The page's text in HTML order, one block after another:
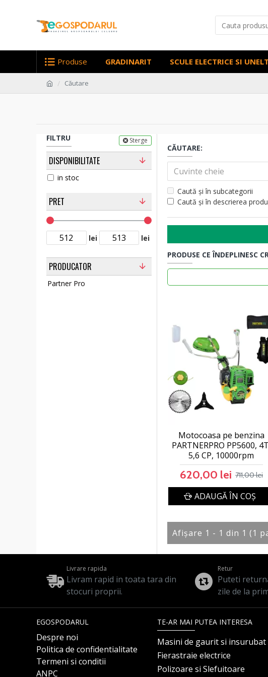
Produse GRADINARIT SCULE ELECTRICE SI
Căutare
FILTRU Sterge
PRET
lei lei
PRODUCATOR
Partner Pro
DISPONIBILITATE
in stoc
CĂUTARE:
Caută și în subcategorii
Caută și în descrierea
PRODUSE CE ÎNDEPLINESC
Motocoasa pe benzina
PARTNERPRO PP5600,
5,6 CP, 10000rpm
620,00 lei 711,00 lei
ADAUGĂ ÎN COŞ
Afişare 1 - 1 din 1 (1
Livrare rapida
Livram rapid in toata tara din
stocuri proprii.
Retur
Puteti
zile de la
EGOSPODARUL
Despre noi
Politica de confidentialitate
Termeni si conditii
ANPC
TE-AR MAI PUTEA INTERESA
Masini de gaurit si insurubat
Fierastraie electrice
Polizoare si Slefuitoare